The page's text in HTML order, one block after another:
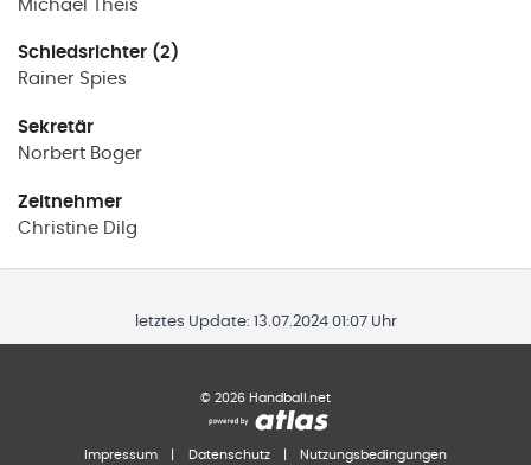
Michael Theis
Schiedsrichter (2)
Rainer Spies
Sekretär
Norbert Boger
Zeitnehmer
Christine Dilg
letztes Update: 13.07.2024 01:07 Uhr
© 2026 Handball.net
Impressum Datenschutz Nutzungsbedingungen